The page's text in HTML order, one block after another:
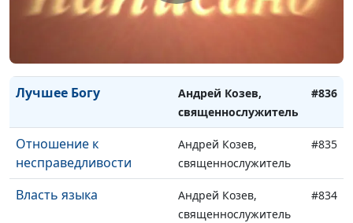
священнослужитель
священнослужитель
Лучшее Богу
Андрей Козев,
священнослужитель
#836
Отношение к
несправедливости
Андрей Козев,
священнослужитель
#835
Власть языка
Андрей Козев,
священнослужитель
#834